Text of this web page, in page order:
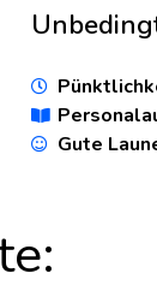
Gute